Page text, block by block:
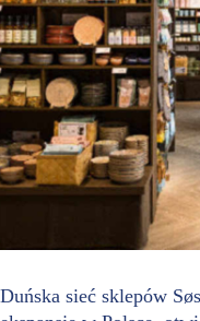
Duńska sieć sklepów